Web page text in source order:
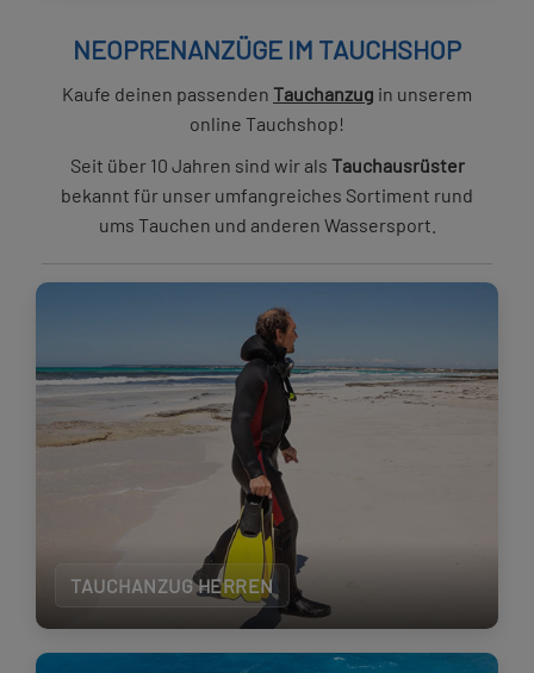
NEOPRENANZÜGE IM TAUCHSHOP
Kaufe deinen passenden Tauchanzug in unserem
online Tauchshop!
Seit über 10 Jahren sind wir als Tauchausrüster
bekannt für unser umfangreiches Sortiment rund
ums Tauchen und anderen Wassersport.
TAUCHANZUG HERREN